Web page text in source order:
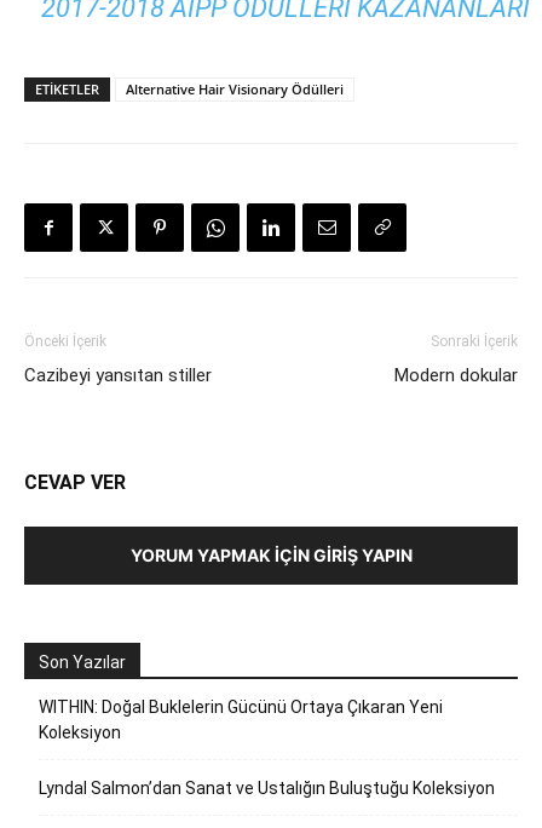
2017-2018 AIPP ÖDÜLLERI KAZANANLARI
ETIKETLER Alternative Hair Visionary Ödülleri
Önceki İçerik
Cazibeyi yansıtan stiller
Sonraki İçerik
Modern dokular
CEVAP VER
YORUM YAPMAK İÇIN GIRIŞ YAPIN
Son Yazılar
WITHIN: Doğal Buklelerin Gücünü Ortaya Çıkaran Yeni
Koleksiyon
Lyndal Salmon’dan Sanat ve Ustalığın Buluştuğu Koleksiyon